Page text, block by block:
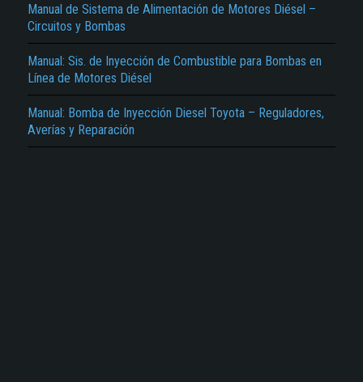
Manual de Sistema de Alimentación de Motores Diésel –
Circuitos y Bombas
Manual: Sis. de Inyección de Combustible para Bombas en
Línea de Motores Diésel
Manual: Bomba de Inyección Diesel Toyota – Reguladores,
Averías y Reparación
No carga o no se visualiza el contenido.